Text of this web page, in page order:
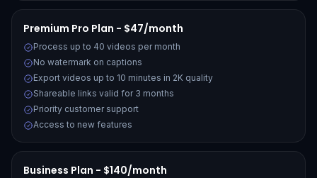
Premium Pro Plan - $47/month
Process up to 40 videos per month
No watermark on captions
Export videos up to 10 minutes in 2K quality
Shareable links valid for 3 months
Priority customer support
Access to new features
Business Plan - $140/month